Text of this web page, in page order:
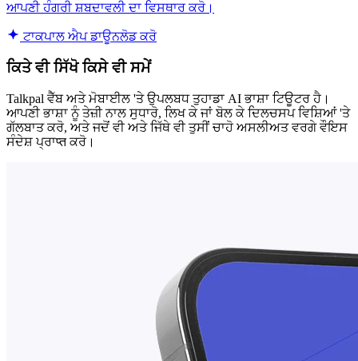
ਆਪਣੀ ਹੰਗਰੀ ਸ਼ਬਦਾਵਲੀ ਦਾ ਵਿਸਥਾਰ ਕਰੋ।
ਟਾਕਪਾਲ ਐਪ ਡਾਊਨਲੋਡ ਕਰੋ
ਕਿਤੇ ਵੀ ਸਿੱਖੋ ਕਿਸੇ ਵੀ ਸਮੇਂ
Talkpal ਵੈੱਬ ਅਤੇ ਮੋਬਾਈਲ 'ਤੇ ਉਪਲਬਧ ਤੁਹਾਡਾ AI ਭਾਸ਼ਾ ਟਿਊਟਰ ਹੈ।
ਆਪਣੀ ਭਾਸ਼ਾ ਨੂੰ ਤੇਜ਼ੀ ਨਾਲ ਸੁਧਾਰੋ, ਲਿਖ ਕੇ ਜਾਂ ਬੋਲ ਕੇ ਦਿਲਚਸਪ ਵਿਸ਼ਿਆਂ 'ਤੇ
ਗੱਲਬਾਤ ਕਰੋ, ਅਤੇ ਜਦੋਂ ਵੀ ਅਤੇ ਜਿੱਥੇ ਵੀ ਤੁਸੀਂ ਚਾਹੋ ਅਸਲੀਅਤ ਵਰਗੇ ਵੌਇਸ
ਸੰਦੇਸ਼ ਪ੍ਰਾप्त ਕਰੋ।